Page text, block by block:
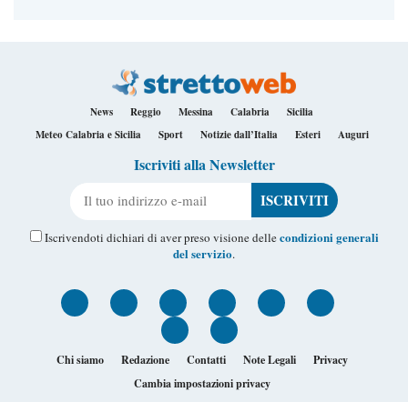
News Reggio Messina Calabria
Sicilia
Meteo Calabria e Sicilia
Sport Notizie dall’Italia Esteri Auguri
Iscriviti alla Newsletter
Iscrivendoti dichiari di aver preso visione dellecondizioni generali
del servizio.
Chi siamo Redazione Contatti Note Legali
Privacy
Cambia impostazioni privacy